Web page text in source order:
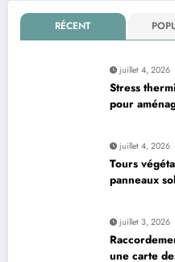
RÉCENT
juillet 4, 2026
Stress
pour
juillet 4, 2026
Tours
panneaux
juillet 3, 2026
une carte